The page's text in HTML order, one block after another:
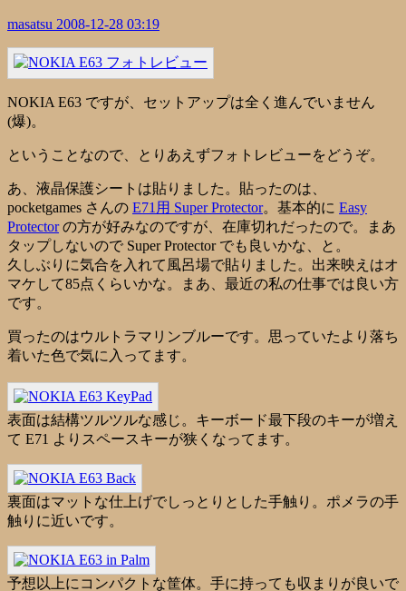
masatsu 2008-12-28 03:19
NOKIA E63 ですが、セットアップは全く進んでいません
(爆)。
ということなので、とりあえずフォトレビューをどうぞ。
あ、液晶保護シートは貼りました。貼ったのは、
pocketgames さんの E71用 Super Protector。基本的に Easy
Protectorの方が好みなのですが、在庫切れだったので。まあ
タップしないので Super Protector でも良いかな、と。
久しぶりに気合を入れて風呂場で貼りました。出来映えはオ
マケして85点くらいかな。まあ、最近の私の仕事では良い方
です。
買ったのはウルトラマリンブルーです。思っていたより落ち
着いた色で気に入ってます。
表面は結構ツルツルな感じ。キーボード最下段のキーが増え
て E71 よりスペースキーが狭くなってます。
裏面はマットな仕上げでしっとりとした手触り。ポメラの手
触りに近いです。
予想以上にコンパクトな筐体。手に持っても収まりが良いで